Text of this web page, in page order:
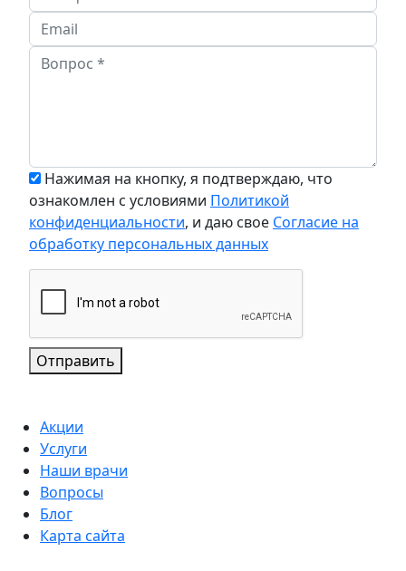
Нажимая на кнопку, я подтверждаю, что
ознакомлен с условиями Политикой
конфиденциальности, и даю свое Согласие на
обработку персональных данных
Отправить
Акции
Услуги
Наши врачи
Вопросы
Блог
Карта сайта